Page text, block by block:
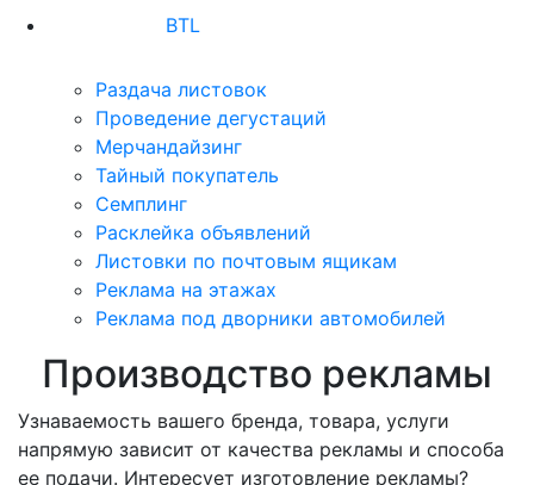
BTL
Раздача листовок
Проведение дегустаций
Мерчандайзинг
Тайный покупатель
Семплинг
Расклейка объявлений
Листовки по почтовым ящикам
Реклама на этажах
Реклама под дворники автомобилей
Производство рекламы
Узнаваемость вашего бренда, товара, услуги
напрямую зависит от качества рекламы и способа
ее подачи. Интересует изготовление рекламы?